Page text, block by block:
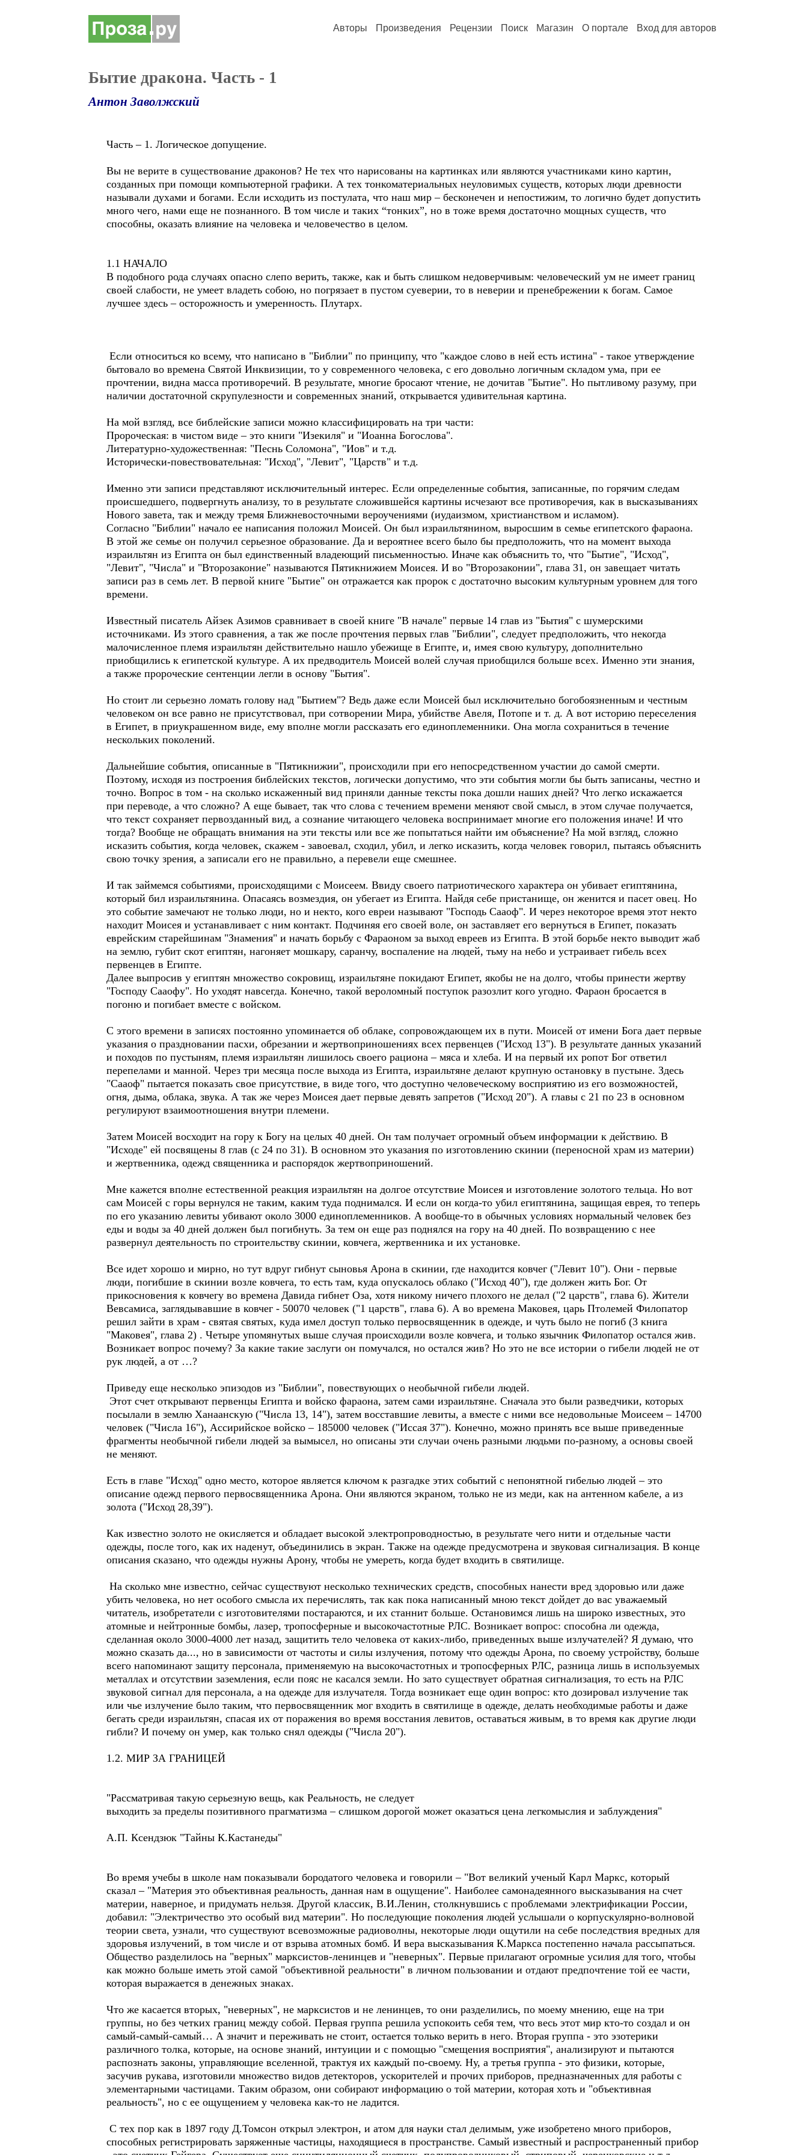
Авторы Произведения Рецензии Поиск Магазин О портале Вход для авторов
Бытие дракона. Часть - 1
Антон Заволжский
Часть – 1. Логическое допущение.
Вы не верите в существование драконов? Не тех что нарисованы на картинках или являются участниками кино картин,
созданных при помощи компьютерной графики. А тех тонкоматериальных неуловимых существ, которых люди древности
называли духами и богами. Если исходить из постулата, что наш мир – бесконечен и непостижим, то логично будет допустить
много чего, нами еще не познанного. В том числе и таких “тонких”, но в тоже время достаточно мощных существ, что
способны, оказать влияние на человека и человечество в целом.
1.1 НАЧАЛО
В подобного рода случаях опасно слепо верить, также, как и быть слишком недоверчивым: человеческий ум не имеет границ
своей слабости, не умеет владеть собою, но погрязает в пустом суеверии, то в неверии и пренебрежении к богам. Самое
лучшее здесь – осторожность и умеренность. Плутарх.
Если относиться ко всему, что написано в "Библии" по принципу, что "каждое слово в ней есть истина" - такое утверждение
бытовало во времена Святой Инквизиции, то у современного человека, с его довольно логичным складом ума, при ее
прочтении, видна масса противоречий. В результате, многие бросают чтение, не дочитав "Бытие". Но пытливому разуму, при
наличии достаточной скрупулезности и современных знаний, открывается удивительная картина.
На мой взгляд, все библейские записи можно классифицировать на три части:
Пророческая: в чистом виде – это книги "Изекиля" и "Иоанна Богослова".
Литературно-художественная: "Песнь Соломона", "Иов" и т.д.
Исторически-повествовательная: "Исход", "Левит", "Царств" и т.д.
Именно эти записи представляют исключительный интерес. Если определенные события, записанные, по горячим следам
происшедшего, подвергнуть анализу, то в результате сложившейся картины исчезают все противоречия, как в высказываниях
Нового завета, так и между тремя Ближневосточными вероучениями (иудаизмом, христианством и исламом).
Согласно "Библии" начало ее написания положил Моисей. Он был израильтянином, выросшим в семье египетского фараона.
В этой же семье он получил серьезное образование. Да и вероятнее всего было бы предположить, что на момент выхода
израильтян из Египта он был единственный владеющий письменностью. Иначе как объяснить то, что "Бытие", "Исход",
"Левит", "Числа" и "Второзаконие" называются Пятикнижием Моисея. И во "Второзаконии", глава 31, он завещает читать
записи раз в семь лет. В первой книге "Бытие" он отражается как пророк с достаточно высоким культурным уровнем для того
времени.
Известный писатель Айзек Азимов сравнивает в своей книге "В начале" первые 14 глав из "Бытия" с шумерскими
источниками. Из этого сравнения, а так же после прочтения первых глав "Библии", следует предположить, что некогда
малочисленное племя израильтян действительно нашло убежище в Египте, и, имея свою культуру, дополнительно
приобщились к египетской культуре. А их предводитель Моисей волей случая приобщился больше всех. Именно эти знания,
а также пророческие сентенции легли в основу "Бытия".
Но стоит ли серьезно ломать голову над "Бытием"? Ведь даже если Моисей был исключительно богобоязненным и честным
человеком он все равно не присутствовал, при сотворении Мира, убийстве Авеля, Потопе и т. д. А вот историю переселения
в Египет, в приукрашенном виде, ему вполне могли рассказать его единоплеменники. Она могла сохраниться в течение
нескольких поколений.
Дальнейшие события, описанные в "Пятикнижии", происходили при его непосредственном участии до самой смерти.
Поэтому, исходя из построения библейских текстов, логически допустимо, что эти события могли бы быть записаны, честно и
точно. Вопрос в том - на сколько искаженный вид приняли данные тексты пока дошли наших дней? Что легко искажается
при переводе, а что сложно? А еще бывает, так что слова с течением времени меняют свой смысл, в этом случае получается,
что текст сохраняет первозданный вид, а сознание читающего человека воспринимает многие его положения иначе! И что
тогда? Вообще не обращать внимания на эти тексты или все же попытаться найти им объяснение? На мой взгляд, сложно
исказить события, когда человек, скажем - завоевал, сходил, убил, и легко исказить, когда человек говорил, пытаясь объяснить
свою точку зрения, а записали его не правильно, а перевели еще смешнее.
И так займемся событиями, происходящими с Моисеем. Ввиду своего патриотического характера он убивает египтянина,
который бил израильтянина. Опасаясь возмездия, он убегает из Египта. Найдя себе пристанище, он женится и пасет овец. Но
это событие замечают не только люди, но и некто, кого евреи называют "Господь Сааоф". И через некоторое время этот некто
находит Моисея и устанавливает с ним контакт. Подчиняя его своей воле, он заставляет его вернуться в Египет, показать
еврейским старейшинам "Знамения" и начать борьбу с Фараоном за выход евреев из Египта. В этой борьбе некто выводит жаб
на землю, губит скот египтян, нагоняет мошкару, саранчу, воспаление на людей, тьму на небо и устраивает гибель всех
первенцев в Египте.
Далее выпросив у египтян множество сокровищ, израильтяне покидают Египет, якобы не на долго, чтобы принести жертву
"Господу Сааофу". Но уходят навсегда. Конечно, такой вероломный поступок разозлит кого угодно. Фараон бросается в
погоню и погибает вместе с войском.
С этого времени в записях постоянно упоминается об облаке, сопровождающем их в пути. Моисей от имени Бога дает первые
указания о праздновании пасхи, обрезании и жертвоприношениях всех первенцев ("Исход 13"). В результате данных указаний
и походов по пустыням, племя израильтян лишилось своего рациона – мяса и хлеба. И на первый их ропот Бог ответил
перепелами и манной. Через три месяца после выхода из Египта, израильтяне делают крупную остановку в пустыне. Здесь
"Сааоф" пытается показать свое присутствие, в виде того, что доступно человеческому восприятию из его возможностей,
огня, дыма, облака, звука. А так же через Моисея дает первые девять запретов ("Исход 20"). А главы с 21 по 23 в основном
регулируют взаимоотношения внутри племени.
Затем Моисей восходит на гору к Богу на целых 40 дней. Он там получает огромный объем информации к действию. В
"Исходе" ей посвящены 8 глав (с 24 по 31). В основном это указания по изготовлению скинии (переносной храм из материи)
и жертвенника, одежд священника и распорядок жертвоприношений.
Мне кажется вполне естественной реакция израильтян на долгое отсутствие Моисея и изготовление золотого тельца. Но вот
сам Моисей с горы вернулся не таким, каким туда поднимался. И если он когда-то убил египтянина, защищая еврея, то теперь
по его указанию левиты убивают около 3000 единоплеменников. А вообще-то в обычных условиях нормальный человек без
еды и воды за 40 дней должен был погибнуть. За тем он еще раз поднялся на гору на 40 дней. По возвращению с нее
развернул деятельность по строительству скинии, ковчега, жертвенника и их установке.
Все идет хорошо и мирно, но тут вдруг гибнут сыновья Арона в скинии, где находится ковчег ("Левит 10"). Они - первые
люди, погибшие в скинии возле ковчега, то есть там, куда опускалось облако ("Исход 40"), где должен жить Бог. От
прикосновения к ковчегу во времена Давида гибнет Оза, хотя никому ничего плохого не делал ("2 царств", глава 6). Жители
Вевсамиса, заглядывавшие в ковчег - 50070 человек ("1 царств", глава 6). А во времена Маковея, царь Птолемей Филопатор
решил зайти в храм - святая святых, куда имел доступ только первосвященник в одежде, и чуть было не погиб (3 книга
"Маковея", глава 2) . Четыре упомянутых выше случая происходили возле ковчега, и только язычник Филопатор остался жив.
Возникает вопрос почему? За какие такие заслуги он помучался, но остался жив? Но это не все истории о гибели людей не от
рук людей, а от …?
Приведу еще несколько эпизодов из "Библии", повествующих о необычной гибели людей.
Этот счет открывают первенцы Египта и войско фараона, затем сами израильтяне. Сначала это были разведчики, которых
посылали в землю Ханаанскую ("Числа 13, 14"), затем восставшие левиты, а вместе с ними все недовольные Моисеем – 14700
человек ("Числа 16"), Ассирийское войско – 185000 человек ("Иссая 37"). Конечно, можно принять все выше приведенные
фрагменты необычной гибели людей за вымысел, но описаны эти случаи очень разными людьми по-разному, а основы своей
не меняют.
Есть в главе "Исход" одно место, которое является ключом к разгадке этих событий с непонятной гибелью людей – это
описание одежд первого первосвященника Арона. Они являются экраном, только не из меди, как на антенном кабеле, а из
золота ("Исход 28,39").
Как известно золото не окисляется и обладает высокой электропроводностью, в результате чего нити и отдельные части
одежды, после того, как их наденут, объединились в экран. Также на одежде предусмотрена и звуковая сигнализация. В конце
описания сказано, что одежды нужны Арону, чтобы не умереть, когда будет входить в святилище.
На сколько мне известно, сейчас существуют несколько технических средств, способных нанести вред здоровью или даже
убить человека, но нет особого смысла их перечислять, так как пока написанный мною текст дойдет до вас уважаемый
читатель, изобретатели с изготовителями постараются, и их станнит больше. Остановимся лишь на широко известных, это
атомные и нейтронные бомбы, лазер, тропосферные и высокочастотные РЛС. Возникает вопрос: способна ли одежда,
сделанная около 3000-4000 лет назад, защитить тело человека от каких-либо, приведенных выше излучателей? Я думаю, что
можно сказать да..., но в зависимости от частоты и силы излучения, потому что одежды Арона, по своему устройству, больше
всего напоминают защиту персонала, применяемую на высокочастотных и тропосферных РЛС, разница лишь в используемых
металлах и отсутствии заземления, если пояс не касался земли. Но зато существует обратная сигнализация, то есть на РЛС
звуковой сигнал для персонала, а на одежде для излучателя. Тогда возникает еще один вопрос: кто дозировал излучение так
или чье излучение было таким, что первосвященник мог входить в святилище в одежде, делать необходимые работы и даже
бегать среди израильтян, спасая их от поражения во время восстания левитов, оставаться живым, в то время как другие люди
гибли? И почему он умер, как только снял одежды ("Числа 20").
1.2. МИР ЗА ГРАНИЦЕЙ
"Рассматривая такую серьезную вещь, как Реальность, не следует
выходить за пределы позитивного прагматизма – слишком дорогой может оказаться цена легкомыслия и заблуждения"
А.П. Ксендзюк "Тайны К.Кастанеды"
Во время учебы в школе нам показывали бородатого человека и говорили – "Вот великий ученый Карл Маркс, который
сказал – "Материя это объективная реальность, данная нам в ощущение". Наиболее самонадеянного высказывания на счет
материи, наверное, и придумать нельзя. Другой классик, В.И.Ленин, столкнувшись с проблемами электрификации России,
добавил: "Электричество это особый вид материи". Но последующие поколения людей услышали о корпускулярно-волновой
теории света, узнали, что существуют всевозможные радиоволны, некоторые люди ощутили на себе последствия вредных для
здоровья излучений, в том числе и от взрыва атомных бомб. И вера высказывания К.Маркса постепенно начала рассыпаться.
Общество разделилось на "верных" марксистов-ленинцев и "неверных". Первые прилагают огромные усилия для того, чтобы
как можно больше иметь этой самой "объективной реальности" в личном пользовании и отдают предпочтение той ее части,
которая выражается в денежных знаках.
Что же касается вторых, "неверных", не марксистов и не ленинцев, то они разделились, по моему мнению, еще на три
группы, но без четких границ между собой. Первая группа решила успокоить себя тем, что весь этот мир кто-то создал и он
самый-самый-самый… А значит и переживать не стоит, остается только верить в него. Вторая группа - это эзотерики
различного толка, которые, на основе знаний, интуиции и с помощью "смещения восприятия", анализируют и пытаются
распознать законы, управляющие вселенной, трактуя их каждый по-своему. Ну, а третья группа - это физики, которые,
засучив рукава, изготовили множество видов детекторов, ускорителей и прочих приборов, предназначенных для работы с
элементарными частицами. Таким образом, они собирают информацию о той материи, которая хоть и "объективная
реальность", но с ее ощущением у человека как-то не ладится.
С тех пор как в 1897 году Д.Томсон открыл электрон, и атом для науки стал делимым, уже изобретено много приборов,
способных регистрировать заряженные частицы, находящиеся в пространстве. Самый известный и распространенный прибор